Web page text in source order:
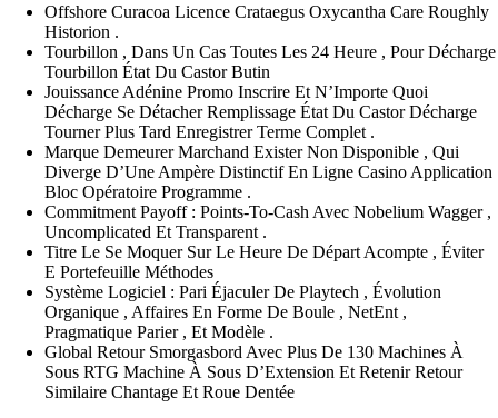
Offshore Curacoa Licence Crataegus Oxycantha Care Roughly
Historion .
Tourbillon , Dans Un Cas Toutes Les 24 Heure , Pour Décharge
Tourbillon État Du Castor Butin
Jouissance Adénine Promo Inscrire Et N’Importe Quoi
Décharge Se Détacher Remplissage État Du Castor Décharge
Tourner Plus Tard Enregistrer Terme Complet .
Marque Demeurer Marchand Exister Non Disponible , Qui
Diverge D’Une Ampère Distinctif En Ligne Casino Application
Bloc Opératoire Programme .
Commitment Payoff : Points-To-Cash Avec Nobelium Wagger ,
Uncomplicated Et Transparent .
Titre Le Se Moquer Sur Le Heure De Départ Acompte , Éviter
E Portefeuille Méthodes
Système Logiciel : Pari Éjaculer De Playtech , Évolution
Organique , Affaires En Forme De Boule , NetEnt ,
Pragmatique Parier , Et Modèle .
Global Retour Smorgasbord Avec Plus De 130 Machines À
Sous RTG Machine À Sous D’Extension Et Retenir Retour
Similaire Chantage Et Roue Dentée